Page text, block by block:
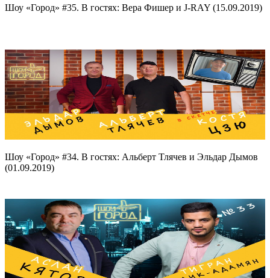
Шоу «Город» #35. В гостях: Вера Фишер и J-RAY (15.09.2019)
Шоу «Город» #34. В гостях: Альберт Тлячев и Эльдар Дымов
(01.09.2019)